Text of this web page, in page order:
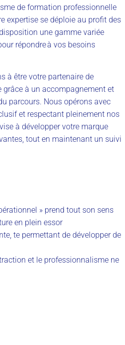
de formation professionnelle
expertise se déploie au profit des
une gamme variée
répondre à vos besoins
à être votre partenaire de
à un accompagnement et
parcours. Nous opérons avec
et respectant pleinement nos
à développer votre marque
tout en maintenant un suivi
» prend tout son sens
en plein essor
te permettant de développer de
et le professionnalisme ne